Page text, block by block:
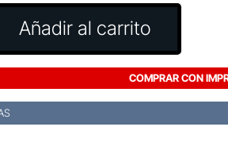
Añadir al carrito
COMPRAR CON